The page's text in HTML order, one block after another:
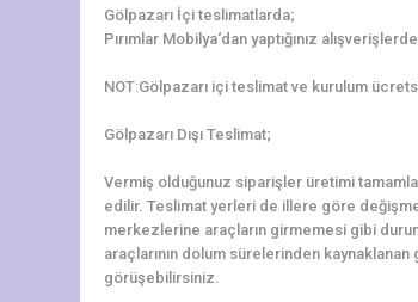
Gölpazarı İçi teslimatlarda;
Pırımlar Mobilya‘dan yaptığınız
NOT:Gölpazarı içi teslimat ve kurulum
Gölpazarı Dışı Teslimat;
Vermiş olduğunuz siparişler üretimi
edilir. Teslimat yerleri de illere göre
merkezlerine araçların girmemesi gibi
araçlarının dolum sürelerinden
görüşebilirsiniz.